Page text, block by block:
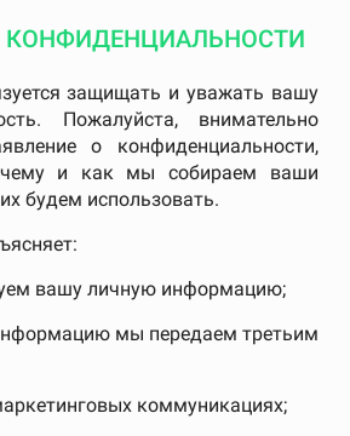
КОНФИДЕНЦИАЛЬНОСТИ
защищать и уважать вашу
Пожалуйста, внимательно
о конфиденциальности,
и как мы собираем ваши
будем использовать.
вашу личную информацию;
мы передаем третьим
коммуникациях;